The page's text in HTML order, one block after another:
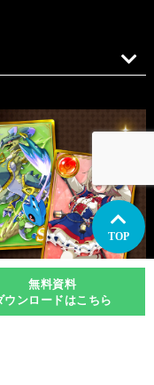
無料資料
ウンロードはこちら
TOP